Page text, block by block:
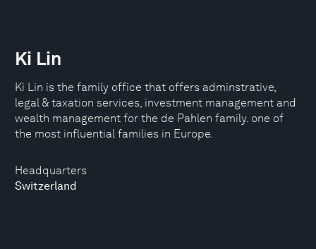
Headquarters
Switzerland
Ki Lin
Ki Lin is the family office that offers adminstrative,
legal & taxation services, investment management and
wealth management for the de Pahlen family. one of
the most influential families in Europe.